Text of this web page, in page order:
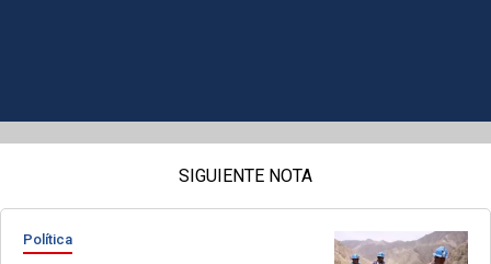
SIGUIENTE NOTA
Política